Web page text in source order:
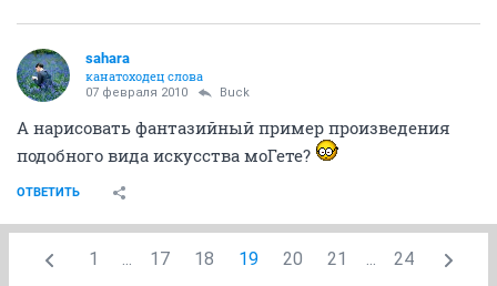
sahara
канатоходец слова
07 февраля 2010 Buck
А нарисовать фантазийный пример произведения
подобного вида искусства моГете?
ОТВЕТИТЬ
1 ... 17 18 19 20 21 ... 24